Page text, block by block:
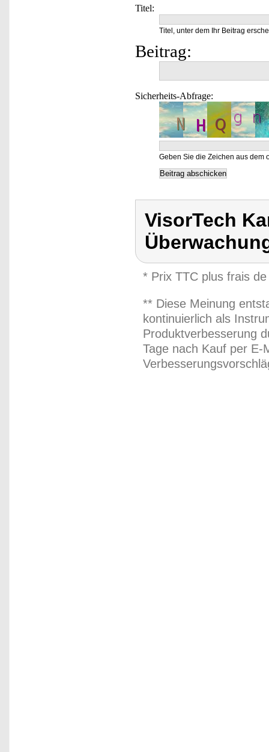
Titel:
Titel, unter dem Ihr Beitrag
Beitrag:
Sicherheits-Abfrage:
Geben Sie die Zeichen aus dem
VisorTech
* Prix TTC plus frais
** Diese Meinung
kontinuierlich als
Produktverbesserung
Tage nach Kauf per E-